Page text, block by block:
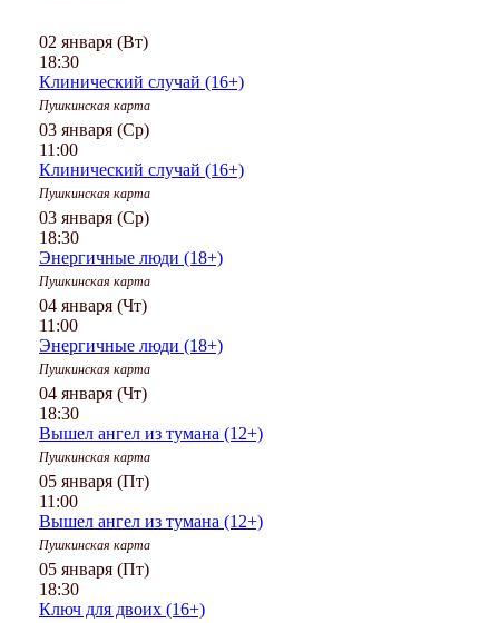
02 января (Вт)
18:30
Клинический случай (16+)
Пушкинская карта
03 января (Ср)
11:00
Клинический случай (16+)
Пушкинская карта
03 января (Ср)
18:30
Энергичные люди (18+)
Пушкинская карта
04 января (Чт)
11:00
Энергичные люди (18+)
Пушкинская карта
04 января (Чт)
18:30
Вышел ангел из тумана (12+)
Пушкинская карта
05 января (Пт)
11:00
Вышел ангел из тумана (12+)
Пушкинская карта
05 января (Пт)
18:30
Ключ для двоих (16+)